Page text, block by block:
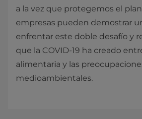
a la vez que protegemos el
empresas pueden demostrar
enfrentar este doble desafío y
que la COVID-19 ha creado
alimentaria y las
medioambientales.